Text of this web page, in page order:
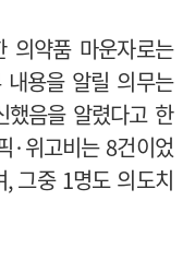
의약품 마운자로는
내용을 알릴 의무는
음을 알렸다고 한
·위고비는 8건이었
,그중 1명도 의도치